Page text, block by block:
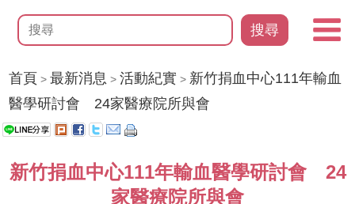
搜尋
首頁 >最新消息 >活動紀實 > 新竹捐血中心111年輸血
醫學研討會 24家醫療院所與會
新竹捐血中心111年輸血醫學研討會 24
家醫療院所與會